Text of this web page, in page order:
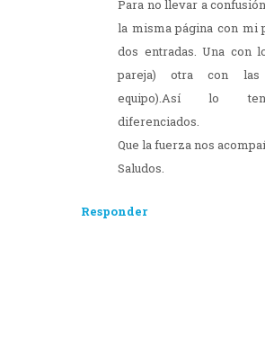
Para no llevar a
la misma página con mi
dos entradas. Una con
pareja) otra con las
equipo).Así lo
diferenciados.
Que la fuerza nos
Saludos.
Responder